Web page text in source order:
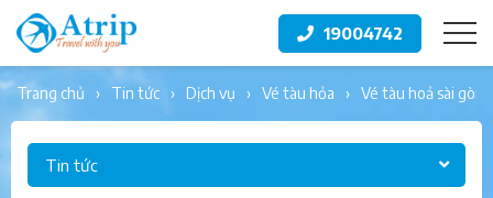
19004742
trang chủ tin tức dịch vụ vé tàu hỏa vé tàu hoả sài gòn
Tin tức